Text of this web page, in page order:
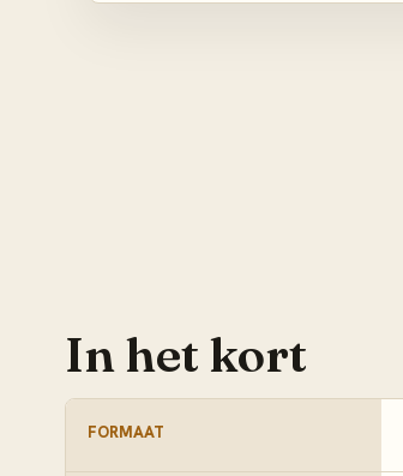
In het kort
FORMAAT